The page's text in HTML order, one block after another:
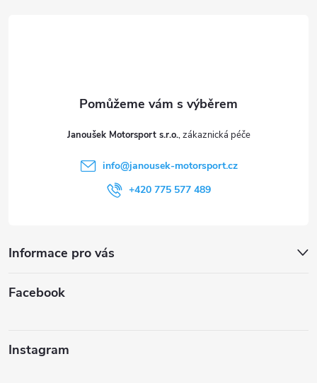
Janoušek Motorsport s.r.o.
info@janousek-motorsport.cz
+420 775 577 489
Informace pro vás
Facebook
Instagram